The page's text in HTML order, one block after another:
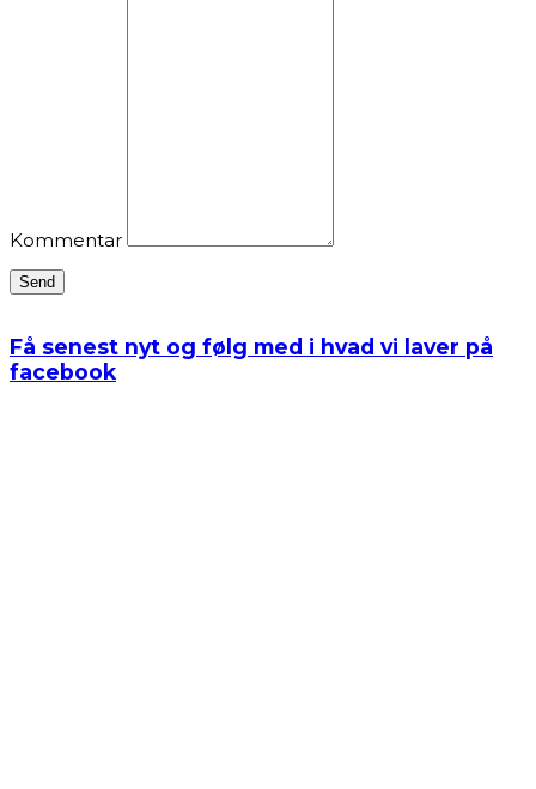
Kommentar
Send
Få senest nyt og følg med i hvad vi laver på
facebook